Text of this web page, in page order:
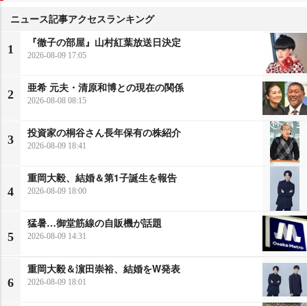
ニュース記事アクセスランキング
1
『徹子の部屋』山村紅葉放送日決定
2026-08-09 17:05
2
亜希 元夫・清原和博との現在の関係
2026-08-08 08:15
3
投資家の桐谷さん長年保有の株紹介
2026-08-09 18:41
4
重岡大毅、結婚＆第1子誕生を報告
2026-08-09 18:00
5
猛暑…御堂筋線の自販機が話題
2026-08-09 14:31
6
重岡大毅＆濵田崇裕、結婚をW発表
2026-08-09 18:01